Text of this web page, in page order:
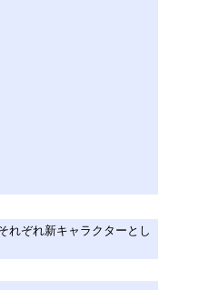
れぞれ新キャラクターとし